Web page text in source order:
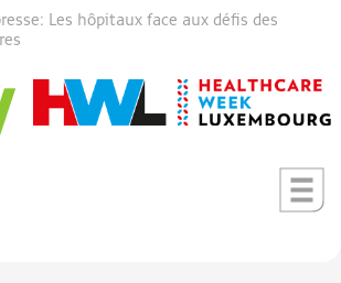
Les hôpitaux face aux défis des